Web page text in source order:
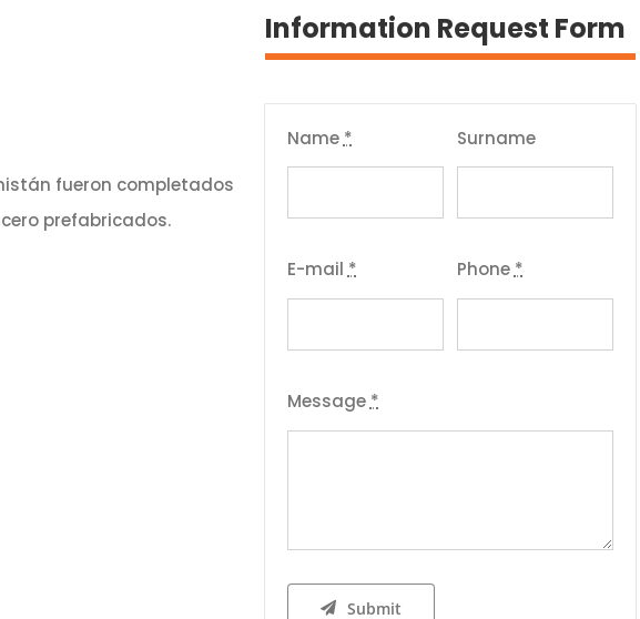
fueron completados
prefabricados.
Information Request Form
Name *
E-mail*
Surname
Phone*
Message *
Submit